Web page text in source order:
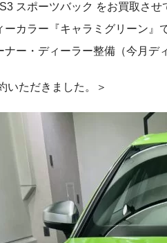
スポーツバック をお買取させ
ーカラー『キャラミグリーン
ー・ディーラー整備（今月デ
いただきました。＞